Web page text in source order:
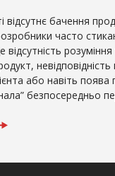
відсутнє бачення
часто
або навіть поява
безпосередньо